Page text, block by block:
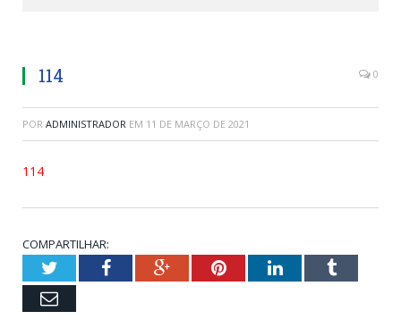
114 0
POR ADMINISTRADOR EM 11 DE MARÇO DE 2021
114
COMPARTILHAR:
TwitterFacebookGoogle+PinterestLinkedInTumblr
Email